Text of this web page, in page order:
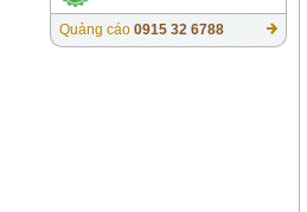
Quảng cáo 0915 32 6788